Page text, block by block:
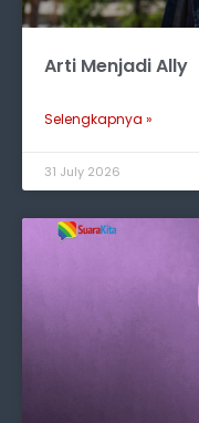
Arti Menjadi Ally
Selengkapnya »
31 July 2026